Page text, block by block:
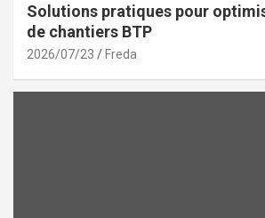
Solutions pratiques pour
de chantiers BTP
2026/07/23 Freda